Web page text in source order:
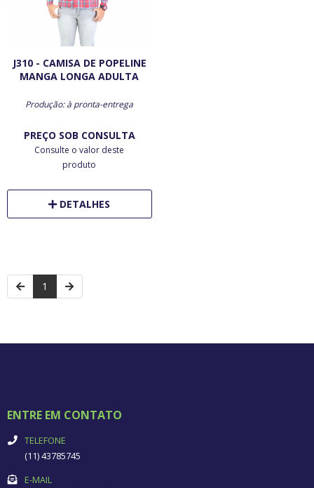
J310 - CAMISA DE POPELINE
MANGA LONGA ADULTA
Produção: à pronta-entrega
PREÇO SOB CONSULTA
Consulte o valor deste
produto
DETALHES
1
ENTRE EM CONTATO
TELEFONE
(11) 43785745
E-MAIL